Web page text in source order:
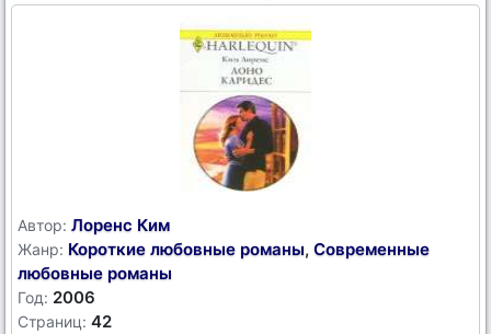
Автор: Лоренс Ким
Жанр: Короткие любовные романы, Современные
любовные романы
Год: 2006
Страниц: 42